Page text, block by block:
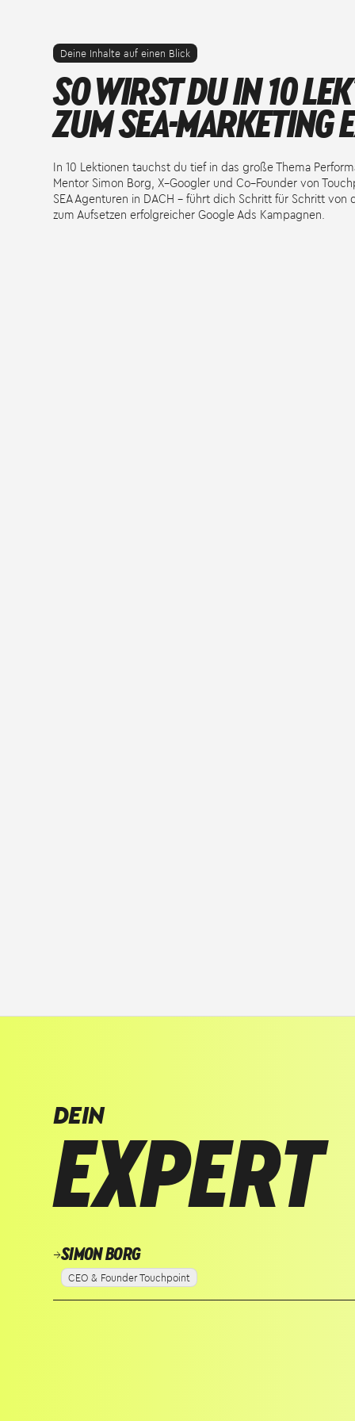
Deine Inhalte auf einen Blick
SO WIRST DU IN 10
ZUM SEA-MARKETING
In 10 Lektionen tauchst du tief in das große Thema
Mentor Simon Borg, X–Googler und Co–Founder von
SEA Agenturen in DACH – führt dich Schritt für Schritt von
zum Aufsetzen erfolgreicher Google Ads Kampagnen.
DEIN
EXPERT
→SIMON BORG
CEO & Founder Touchpoint